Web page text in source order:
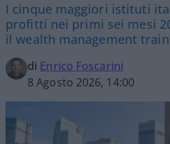
I cinque maggiori istituti
profitti nei primi sei mesi
il wealth management
di Enrico Foscarini
8 Agosto 2026, 14:00